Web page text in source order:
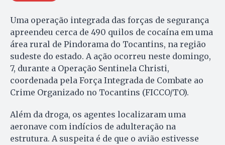
Uma operação integrada das forças de segurança
apreendeu cerca de 490 quilos de cocaína em uma
área rural de Pindorama do Tocantins, na região
sudeste do estado. A ação ocorreu neste domingo,
7, durante a Operação Sentinela Christi,
coordenada pela Força Integrada de Combate ao
Crime Organizado no Tocantins (FICCO/TO).
Além da droga, os agentes localizaram uma
aeronave com indícios de adulteração na
estrutura. A suspeita é de que o avião estivesse